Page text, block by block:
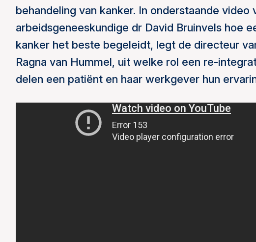
behandeling van kanker. In onderstaande video
arbeidsgeneeskundige dr David Bruinvels hoe
kanker het beste begeleidt, legt de directeur
Ragna van Hummel, uit welke rol een re-
delen een patiënt en haar werkgever hun